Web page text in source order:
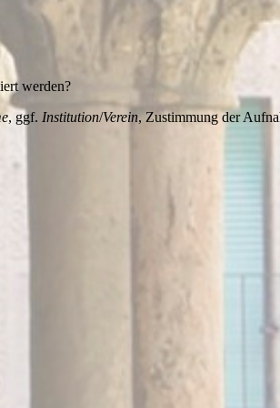
werden?
, ggf. Institution/Verein, Zustimmung der